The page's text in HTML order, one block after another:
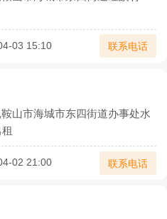
03 15:10 联系电话
山市海城市东四街道办事处水
02 21:00 联系电话